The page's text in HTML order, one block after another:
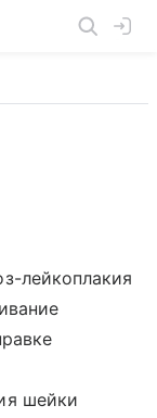
лейкоплакия
шейки